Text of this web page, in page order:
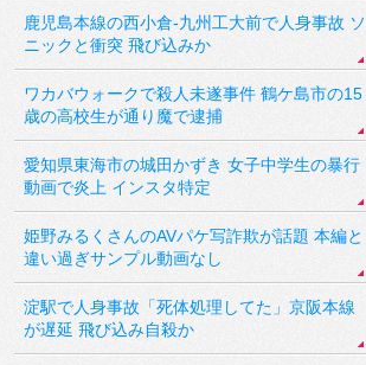
鹿児島本線の西小倉-九州工大前で人身事故 ソ
ニックと衝突 飛び込みか
ワカバウォークで殺人未遂事件 鶴ケ島市の15
歳の高校生が通り魔で逮捕
愛知県東海市の城田かずき 女子中学生の暴行
動画で炎上 インスタ特定
姫野みるくさんのAVパケ写詐欺が話題 本編と
違い過ぎサンプル動画なし
淀駅で人身事故「死体処理してた」京阪本線
が遅延 飛び込み自殺か